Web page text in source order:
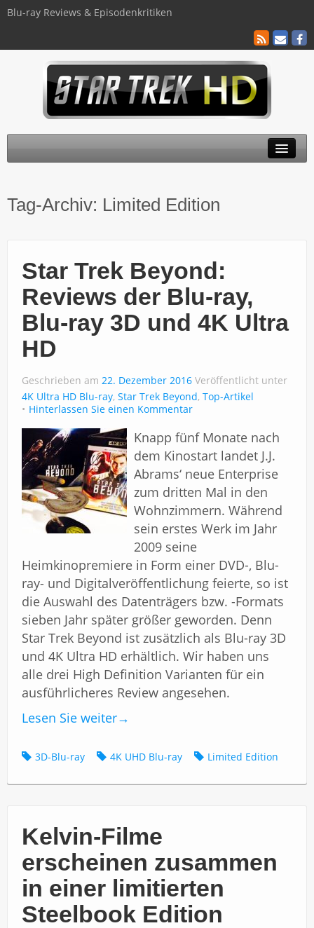
Blu-ray Reviews & Episodenkritiken
TNG
Kinofilme
Blu-ray / 4K
Über uns
Impressum
Tag-Archiv: Limited Edition
Star Trek Beyond:
Reviews der Blu-ray,
Blu-ray 3D und 4K Ultra
HD
Geschrieben am 22. Dezember 2016 Veröffentlicht unter
4K Ultra HD Blu-ray, Star Trek Beyond, Top-Artikel
Hinterlassen Sie einen Kommentar
Knapp fünf Monate nach
dem Kinostart landet J.J.
Abrams‘ neue Enterprise
zum dritten Mal in den
Wohnzimmern. Während
sein erstes Werk im Jahr
2009 seine
Heimkinopremiere in Form einer DVD-, Blu-
ray- und Digitalveröffentlichung feierte, so ist
die Auswahl des Datenträgers bzw. -Formats
sieben Jahr später größer geworden. Denn
Star Trek Beyond ist zusätzlich als Blu-ray 3D
und 4K Ultra HD erhältlich. Wir haben uns
alle drei High Definition Varianten für ein
ausführlicheres Review angesehen.
Lesen Sie weiter→
3D-Blu-ray 4K UHD Blu-ray Limited Edition
Kelvin-Filme
erscheinen zusammen
in einer limitierten
Steelbook Edition